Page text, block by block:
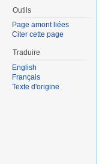
Outils
Page amont liées
Citer cette page
Traduire
English
Français
Texte d'origine